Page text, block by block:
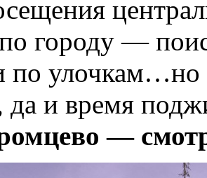
городу —
по улочкам…но
да и время
—